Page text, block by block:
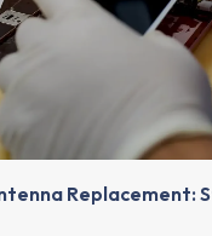
Replacement: